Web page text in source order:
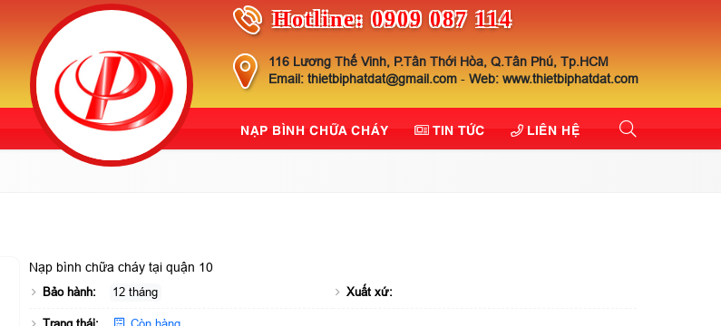
Hotline: 0909 087 114
116 Lương Thế Vinh, P.Tân Thới Hòa, Q.Tân Phú, Tp.HCM
Email: thietbiphatdat@gmail.com- Web: www.thietbiphatdat.com
NẠP BÌNH CHỮA CHÁY TIN TỨC LIÊN HỆ
Nạp bình chữa cháy tại quận 10
Bảo hành: 12 tháng Xuất xứ: